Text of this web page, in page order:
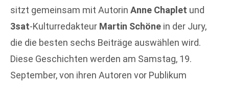
sitzt gemeinsam mit Autorin Anne Chaplet und
3sat-Kulturredakteur Martin Schöne in der Jury,
die die besten sechs Beiträge auswählen wird.
Diese Geschichten werden am Samstag, 19.
September, von ihren Autoren vor Publikum